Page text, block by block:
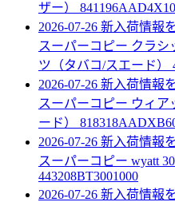
ザー）
2026-07-26 新入荷情報
スーパーコピー クラシ
ツ（タバコ/スエード）
2026-07-26 新入荷情報
スーパーコピー ウィ
ード）
2026-07-26 新入荷情報
スーパーコピー wyatt 30
443208BT3001000
2026-07-26 新入荷情報